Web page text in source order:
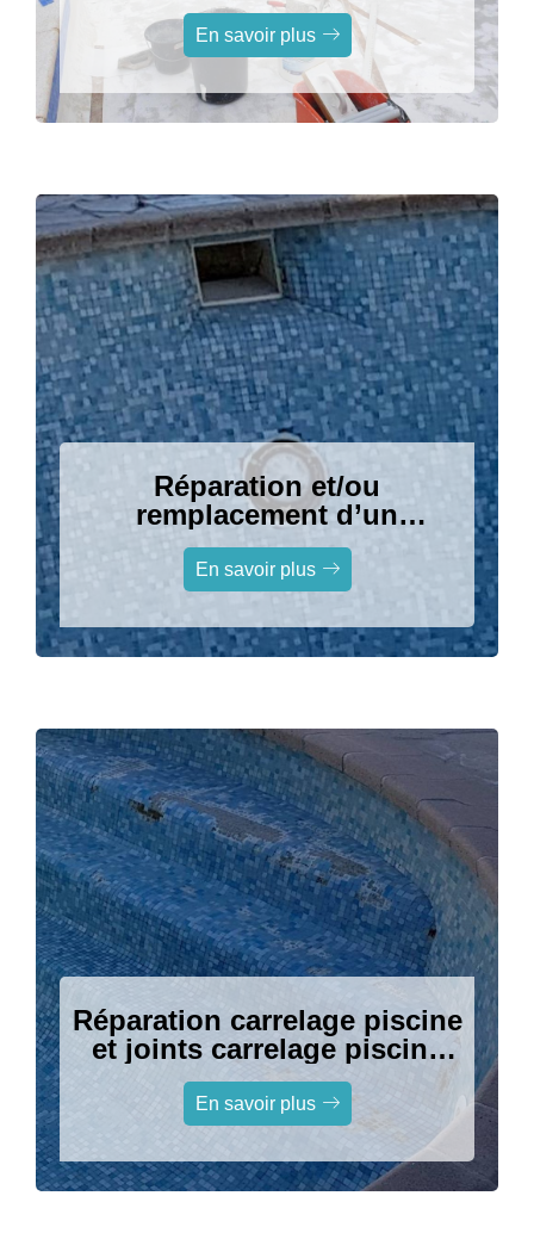
sur Grasse
En savoir plus
Réparation et/ou
remplacement d’un
projecteur piscine sur
Grasse
En savoir plus
Réparation carrelage piscine
et joints carrelage piscine
sur grasse
En savoir plus